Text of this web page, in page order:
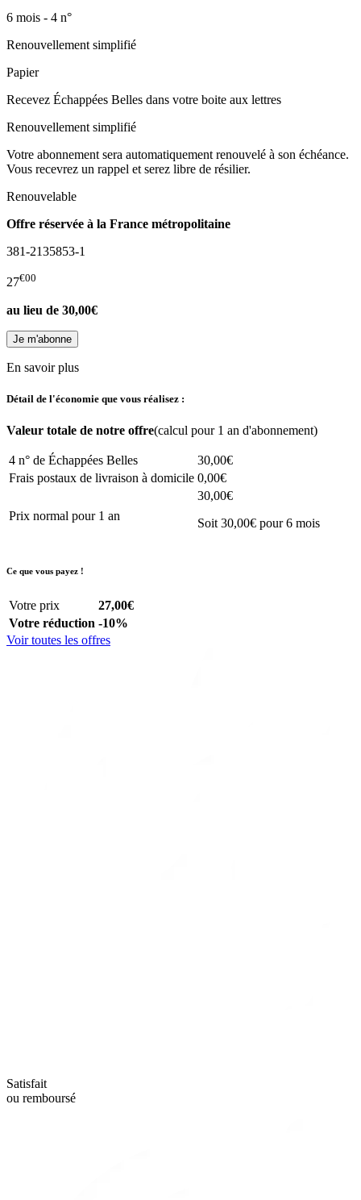
6 mois - 4 n°
Renouvellement simplifié
Papier
Recevez Échappées Belles dans votre boite aux lettres
Renouvellement simplifié
Votre abonnement sera automatiquement renouvelé à son échéance.
Vous recevrez un rappel et serez libre de résilier.
Renouvelable
Offre réservée à la France métropolitaine
381-2135853-1
27€00
au lieu de 30,00€
En savoir plus
Détail de l'économie que vous réalisez :
Valeur totale de notre offre(calcul pour 1 an d'abonnement)
4 n° de Échappées Belles
30,00€
Frais postaux de livraison à domicile 0,00€
Prix normal pour 1 an
30,00€
Soit 30,00€ pour 6 mois
Ce que vous payez !
Votre prix
27,00€
Votre réduction -10%
Voir toutes les offres
Satisfait
ou remboursé